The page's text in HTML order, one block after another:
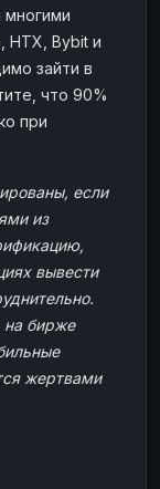
HTX, Bybit и
зайти в
что 90%
при
если
из
вывести
на бирже
жертвами